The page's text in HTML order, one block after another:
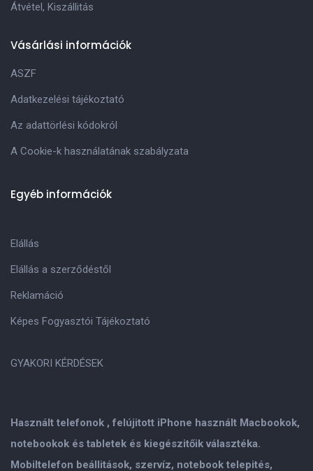
Használt telefonok , felújitott iPhone használt Macbookok,
notebookok és tabletek és kiegészitőik választéka.
Mobiltelefon beállitások, szervíz, notebook telepités,
Átvétel, Kiszállitás
Vásárlási információk
ASZF
Adatkezelési tájékoztató
Az adattörlési kódokról
A Cookie-k használatának szabályzata
Egyéb információk
Elállás
Elállás a szerződéstől
Reklamáció
Képes Fogyasztói Tájékoztató
GYAKORI KÉRDÉSEK